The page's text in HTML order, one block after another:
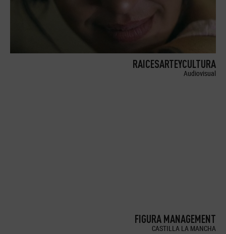
RAICESARTEYCULTURA
Audiovisual
FIGURA MANAGEMENT
CASTILLA LA MANCHA